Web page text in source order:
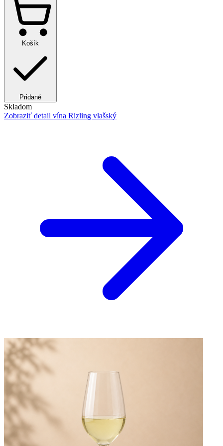
Košík
Pridané
Skladom
Zobraziť detail vína Rizling vlašský